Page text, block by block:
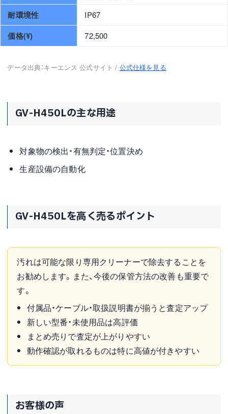
耐環境性 IP67
価格(¥) 72,500
データ出典：キーエンス 公式サイト / 公式仕様を見る
GV-H450Lの主な用途
対象物の検出・有無判定・位置決め
生産設備の自動化
GV-H450Lを高く売るポイント
汚れは可能な限り専用クリーナーで除去することを
お勧めします。また、今後の保管方法の改善も重要で
す。
付属品・ケーブル・取扱説明書が揃うと査定アップ
新しい型番・未使用品は高評価
まとめ売りで査定が上がりやすい
動作確認が取れるものは特に高値が付きやすい
お客様の声